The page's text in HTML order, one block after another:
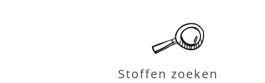
Stoffen zoeken